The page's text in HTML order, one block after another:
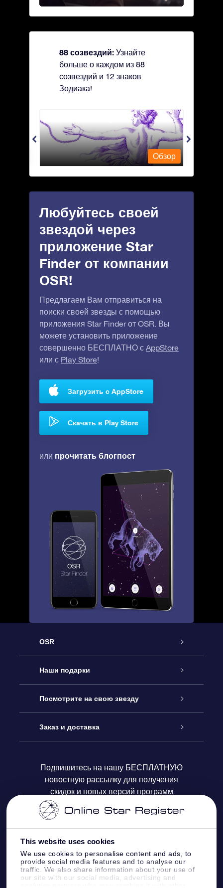
This website uses cookies
We use cookies to personalise content and ads, to
provide social media features and to analyse our
traffic. We also share information about your use of
our site with our social media, advertising and
88 созвездий: Узнайте
больше о каждом из 88
созвездий и 12 знаков
Зодиака!
Andromeda - Андромеда
Обзор
Любуйтесь своей
звездой через
приложение Star
Finder от компании
OSR!
Предлагаем Вам отправиться на
поиски своей звезды с помощью
приложения Star Finder от OSR. Вы
можете установить приложение
совершенно БЕСПЛАТНО с AppStore
или с Play Store!
Загрузить с AppStore
Скачать в Play Store
или прочитать блогпост
OSR
Обслуживание
Как с нами связаться
Блог
Отзывы
Наши подарки
Онлайн подарок Online Star Gift
Подарочный набор OSR
Подарочная карта OSR
Корпоративные подарки
Посмотрите на свою звезду
Звездный реестр
Персонализированная страница Star Page
One Million Stars
OSR Starsaver
VR-приложение Fly me to the stars
Заказ и доставка
Платежная информация
Информация по доставке
Политика возврата
Созвездиях
Подпишитесь на нашу БЕСПЛАТНУЮ
новостную рассылку для получения
скидок и новых версий программ